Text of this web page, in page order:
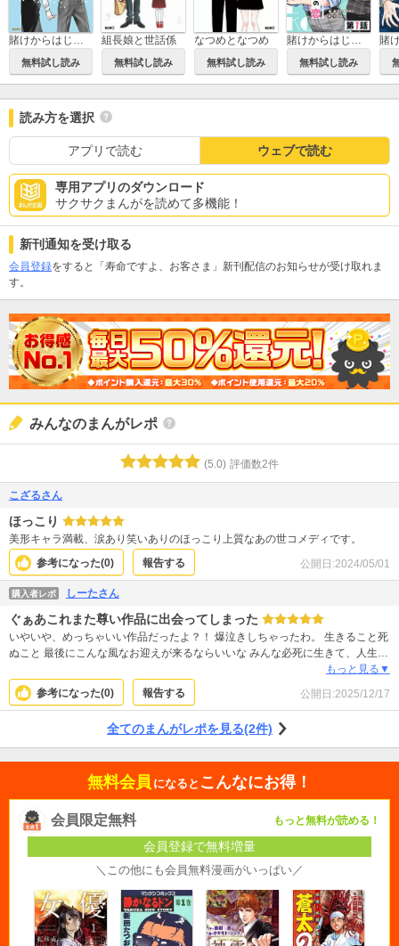
賭けからはじまるサヨナラの恋
無料試し読み
組長娘と世話係
無料試し読み
なつめとなつめ
無料試し読み
賭けからはじまるサヨナラの恋【単話版】
無料試し読み
読み方を選択
アプリで読む ウェブで読む
専用アプリのダウンロード
サクサクまんがを読めて多機能！
新刊通知を受け取る
会員登録をすると「寿命ですよ、お客さま」新刊配信のお知らせが受け取れま
す。
みんなのまんがレポ
(5.0) 評価数2件
こざるさん
ほっこり
美形キャラ満載、涙あり笑いありのほっこり上質なあの世コメディです。
参考になった(0) 報告する 公開日:2024/05/01
購入者レポ しーたさん
ぐぁあこれまた尊い作品に出会ってしまった
いやいや、めっちゃいい作品だったよ？！ 爆泣きしちゃったわ。 生きること死
ぬこと 最後にこんな風なお迎えが来るならいいな みんな必死に生きて、人生に
た！ まじで大好きな作品です、作者さんありがとう！
もっと見る▼
参考になった(0) 報告する 公開日:2025/12/17
全てのまんがレポを見る(2件)
無料会員 になると こんなにお得！
会員限定無料 もっと無料が読める！
会員登録で無料増量
＼この他にも会員無料漫画がいっぱい／